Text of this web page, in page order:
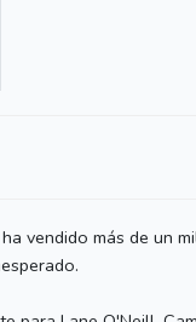
vendido más de un